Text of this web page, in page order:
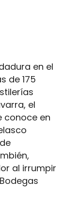
en el
de 175
el
conoce en
al irrumpir